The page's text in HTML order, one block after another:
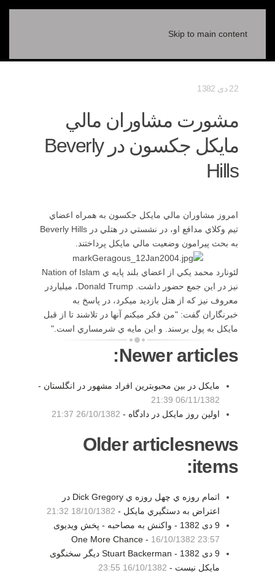
Skip to main content
22 دی 1382
مشورت مشاوران مالي
مايكل جكسون در Beverly
Hills
امروز مشاوران مالي مايكل جكسون به همراه اعضاي
تيم وكلاي مدافع او، در نشستي در هتلي در Beverly Hills
به بحث پيرامون وضعيت مالي مايكل پرداختند.
لئونارد محمد يكي از اعضاي بلند پايه ي Nation of Islam
نيز در اين جمع حضور داشت. Donald Trump، ميلياردر
معروف نيز كه از هتل بازديد ميكرد، در پاسخ به
خبرنگاران گفت: "من فكر ميكنم آنها در تلاشند تا از قبل
مايكل به پول برسند. و اين مايه ي شرمساري است."
Newer articles:
مايكل در بين محبوبترين افراد مشهور در انگلستان -
06/11/1382 21:39
اولین روز مایکل در دادگاه - 26/10/1382 21:37
Older articlesnews
items:
اتمام روزه ي چهل روزه ي Dick Gregory در
اعتراض به دستگيري مايكل - 18/10/1382 21:32
9 دی 1382 - واکنش به مصاحبه - پخش ويديوی
One More Chance - 16/10/1382 23:57
9 دی 1382 - Stuart Backerman ديگر سخنگوی
مايکل نيست - 16/10/1382 23:55